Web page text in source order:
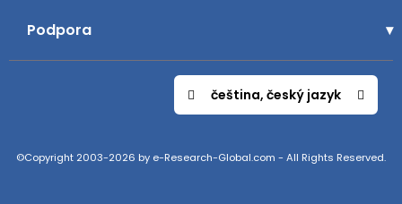
Podpora
čeština, český jazyk
©Copyright 2003-2026 by e-Research-Global.com - All Rights Reserved.